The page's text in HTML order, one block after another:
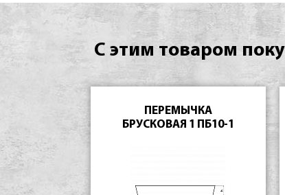
С этим товаром
ПЕРЕМЫЧКА
БРУСКОВАЯ 1 ПБ10-1